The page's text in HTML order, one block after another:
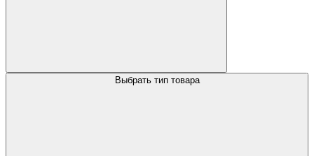
Выбрать тип товара